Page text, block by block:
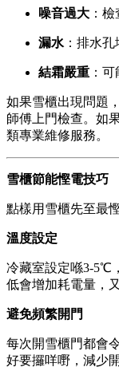
噪音過大 ：
漏水 ：排水
結霜嚴重 ：
如果雪櫃出現問題
師傅上門檢查。如
類專業維修服務。
雪櫃節能慳電技巧
點樣用雪櫃先至最
溫度設定
冷藏室設定喺3-5℃
低會增加耗電量，
避免頻繁開門
每次開雪櫃門都會
好要攞咩嘢，減少